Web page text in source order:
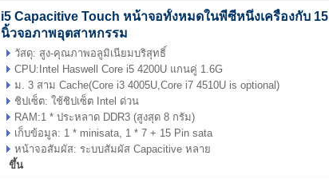
i5 Capacitive Touch หน้าจอทั้งหมดในพีซีหนึ่งเครื่องกับ 15
นิ้วจอภาพอุตสาหกรรม
วัสดุ: สูง-คุณภาพอลูมิเนียมบริสุทธิ์
CPU:Intel Haswell Core i5 4200U แกนคู่ 1.6G
ม. 3 สาม Cache(Core i3 4005U,Core i7 4510U is optional)
ชิปเซ็ต: ใช้ชิปเซ็ต Intel ด่วน
RAM:1 * ประหลาด DDR3 (สูงสุด 8 กรัม)
เก็บข้อมูล: 1 * minisata, 1 * 7 + 15 Pin sata
หน้าจอสัมผัส: ระบบสัมผัส Capacitive หลาย
ขึ้น